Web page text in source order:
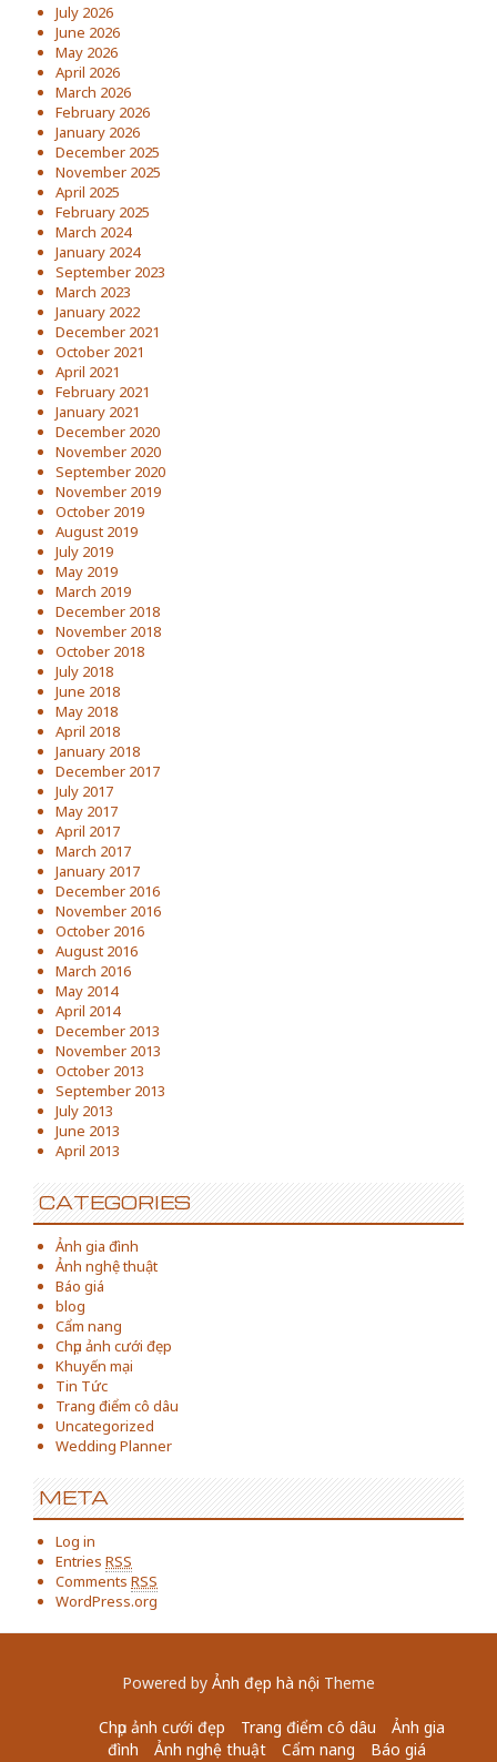
July 2026
June 2026
May 2026
April 2026
March 2026
February 2026
January 2026
December 2025
November 2025
April 2025
February 2025
March 2024
January 2024
September 2023
March 2023
January 2022
December 2021
October 2021
April 2021
February 2021
January 2021
December 2020
November 2020
September 2020
November 2019
October 2019
August 2019
July 2019
May 2019
March 2019
December 2018
November 2018
October 2018
July 2018
June 2018
May 2018
April 2018
January 2018
December 2017
July 2017
May 2017
April 2017
March 2017
January 2017
December 2016
November 2016
October 2016
August 2016
March 2016
May 2014
April 2014
December 2013
November 2013
October 2013
September 2013
July 2013
June 2013
April 2013
CATEGORIES
Ảnh gia đình
Ảnh nghệ thuật
Báo giá
blog
Cẩm nang
Chụp ảnh cưới đẹp
Khuyến mại
Tin Tức
Trang điểm cô dâu
Uncategorized
Wedding Planner
META
Log in
Entries RSS
Comments RSS
WordPress.org
Powered by Ảnh đẹp hà nội Theme
Chụp ảnh cưới đẹp Trang điểm cô dâu
Ảnh gia
đình
Ảnh nghệ thuật Cẩm nang
Báo giá